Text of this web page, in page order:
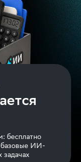
бесплатно
базовые ИИ-
задачах